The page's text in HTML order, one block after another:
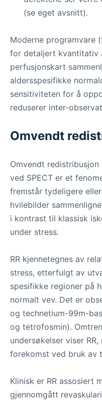
(se eget avsnitt).
Moderne programvare
for detaljert kvantitativ
perfusjonskart
aldersspesifikke
sensitiviteten for å
reduserer inter-
Omvendt
Omvendt redistribusjon
ved SPECT er et
fremstår tydeligere
hvilebilder
i kontrast til klassisk
under stress.
RR kjennetegnes av
stress, etterfulgt av
spesifikke regioner på
normalt vev. Det er
og technetium-99m-
og tetrofosmin).
undersøkelser viser
forekomst ved bruk av
Klinisk er RR assosiert
gjennomgått